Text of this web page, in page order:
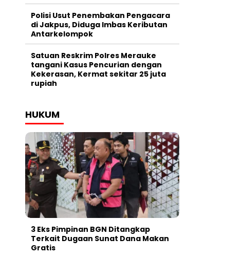
Polisi Usut Penembakan Pengacara
di Jakpus, Diduga Imbas Keributan
Antarkelompok
Satuan Reskrim Polres Merauke
tangani Kasus Pencurian dengan
Kekerasan, Kermat sekitar 25 juta
rupiah
HUKUM
3 Eks Pimpinan BGN Ditangkap
Terkait Dugaan Sunat Dana Makan
Gratis